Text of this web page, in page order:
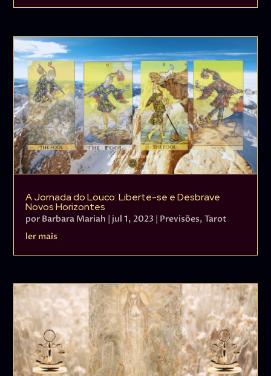
A Jornada do Louco: Liberte-se e Desbrave
Novos Horizontes
por Barbara Mariah | jul 1, 2023 | Previsões,Tarot
ler mais